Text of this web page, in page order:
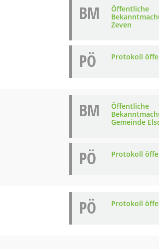
BM
Öffentliche
Zeven
PÖ Protokoll
BM
Öffentliche
Gemeinde
PÖ Protokoll
PÖ Protokoll